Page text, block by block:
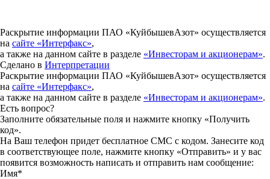
Раскрытие информации ПАО «КуйбышевАзот» осуществляется
на сайте «Интерфакс»,
а также на данном сайте в разделе «Инвесторам и акционерам».
Сделано в Интерпретации
Раскрытие информации ПАО «КуйбышевАзот» осуществляется
на сайте «Интерфакс»,
а также на данном сайте в разделе «Инвесторам и акционерам».
Есть вопрос?
Заполните обязательные поля и нажмите кнопку «Получить
код».
На Ваш телефон придет бесплатное СМС с кодом. Занесите код
в соответствующее поле, нажмите кнопку «Отправить» и у вас
появится возможность написать и отправить нам сообщение:
Имя*